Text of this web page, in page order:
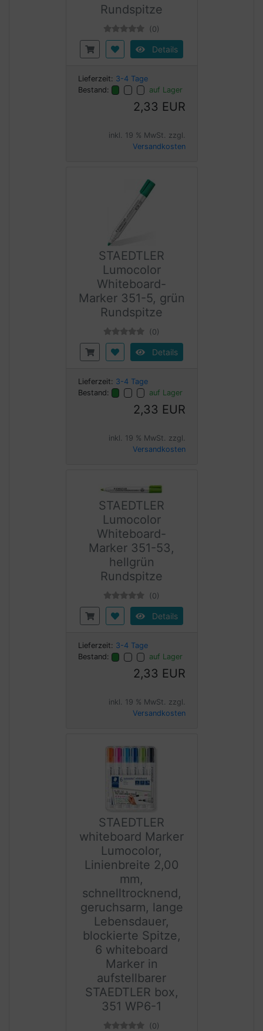
Rundspitze
(0)
Details
Lieferzeit: 3-4 Tage
Bestand:
auf Lager
2,33 EUR
inkl. 19 % MwSt. zzgl.
Versandkosten
STAEDTLER
Lumocolor
Whiteboard-
Marker 351-5, grün
Rundspitze
(0)
Details
Lieferzeit: 3-4 Tage
Bestand:
auf Lager
2,33 EUR
inkl. 19 % MwSt. zzgl.
Versandkosten
STAEDTLER
Lumocolor
Whiteboard-
Marker 351-53,
hellgrün
Rundspitze
(0)
Details
Lieferzeit: 3-4 Tage
Bestand:
auf Lager
2,33 EUR
inkl. 19 % MwSt. zzgl.
Versandkosten
STAEDTLER
whiteboard Marker
Lumocolor,
Linienbreite 2,00
mm,
schnelltrocknend,
geruchsarm, lange
Lebensdauer,
blockierte Spitze,
6 whiteboard
Marker in
aufstellbarer
STAEDTLER box,
351 WP6-1
(0)